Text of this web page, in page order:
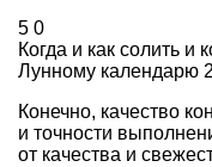
5 0
Когда и как солить и
Лунному календарю
Конечно, качество
и точности
от качества и